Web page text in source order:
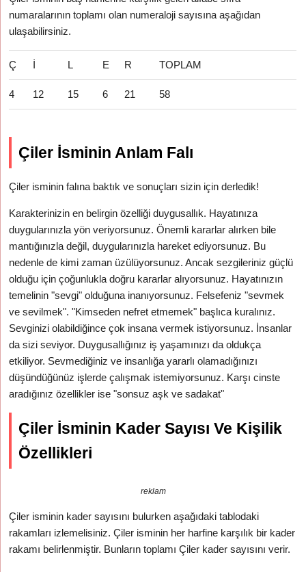
numaralarının toplamı olan numeraloji sayısına aşağıdan
ulaşabilirsiniz.
Ç İ L E R TOPLAM
4 12 15 6 21 58
Çiler İsminin Anlam Falı
Çiler isminin falına baktık ve sonuçları sizin için derledik!
Karakterinizin en belirgin özelliği duygusallık. Hayatınıza
duygularınızla yön veriyorsunuz. Önemli kararlar alırken bile
mantığınızla değil, duygularınızla hareket ediyorsunuz. Bu
nedenle de kimi zaman üzülüyorsunuz. Ancak sezgileriniz güçlü
olduğu için çoğunlukla doğru kararlar alıyorsunuz. Hayatınızın
temelinin "sevgi" olduğuna inanıyorsunuz. Felsefeniz "sevmek
ve sevilmek". "Kimseden nefret etmemek" başlıca kuralınız.
Sevginizi olabildiğince çok insana vermek istiyorsunuz. İnsanlar
da sizi seviyor. Duygusallığınız iş yaşamınızı da oldukça
etkiliyor. Sevmediğiniz ve insanlığa yararlı olamadığınızı
düşündüğünüz işlerde çalışmak istemiyorsunuz. Karşı cinste
aradığınız özellikler ise "sonsuz aşk ve sadakat"
Çiler İsminin Kader Sayısı Ve Kişilik
Özellikleri
reklam
Çiler isminin kader sayısını bulurken aşağıdaki tablodaki
rakamları izlemelisiniz. Çiler isminin her harfine karşılık bir kader
rakamı belirlenmiştir. Bunların toplamı Çiler kader sayısını verir.